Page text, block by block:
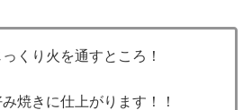
くり火を通すところ！
焼きに仕上がります！！